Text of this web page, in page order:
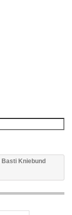
Basti Kniebund